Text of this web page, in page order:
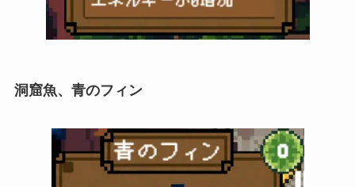
洞窟魚、青のフィン